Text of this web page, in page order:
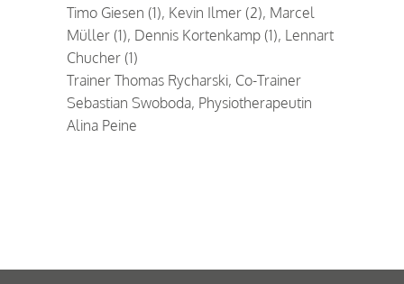
Timo Giesen (1), Kevin Ilmer (2), Marcel
Müller (1), Dennis Kortenkamp (1), Lennart
Chucher (1)
Trainer Thomas Rycharski, Co-Trainer
Sebastian Swoboda, Physiotherapeutin
Alina Peine